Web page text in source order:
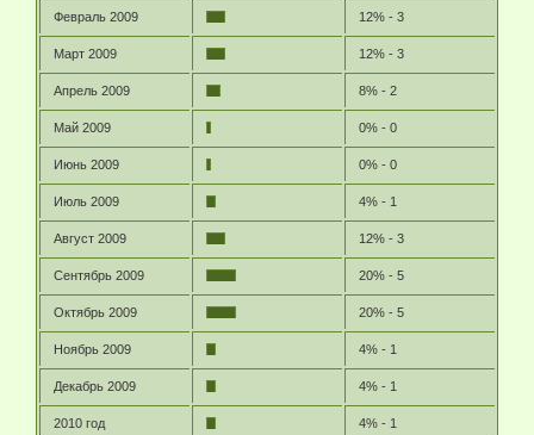
Февраль 2009 12% - 3
Март 2009 12% - 3
Апрель 2009 8% - 2
Май 2009 0% - 0
Июнь 2009 0% - 0
Июль 2009 4% - 1
Август 2009 12% - 3
Сентябрь 2009 20% - 5
Октябрь 2009 20% - 5
Ноябрь 2009 4% - 1
Декабрь 2009 4% - 1
2010 год 4% - 1